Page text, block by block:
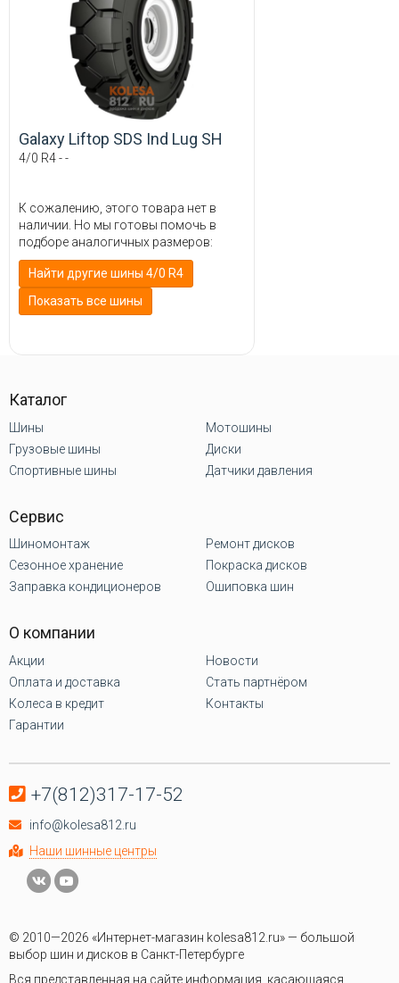
Galaxy Liftop SDS Ind Lug SH
4/0 R4 - -
К сожалению, этого товара нет в
наличии. Но мы готовы помочь в
подборе аналогичных размеров:
Найти другие шины 4/0 R4
Показать все шины
Каталог
Шины
Грузовые шины
Спортивные шины
Мотошины
Диски
Датчики давления
Сервис
Шиномонтаж
Сезонное хранение
Заправка кондиционеров
Ремонт дисков
Покраска дисков
Ошиповка шин
О компании
Акции
Оплата и доставка
Колеса в кредит
Гарантии
Новости
Стать партнёром
Контакты
+7(812)317-17-52
info@kolesa812.ru
Наши шинные центры
© 2010—2026 «Интернет-магазин kolesa812.ru» — большой
выбор шин и дисков в Санкт-Петербурге
Вся представленная на сайте информация, касающаяся